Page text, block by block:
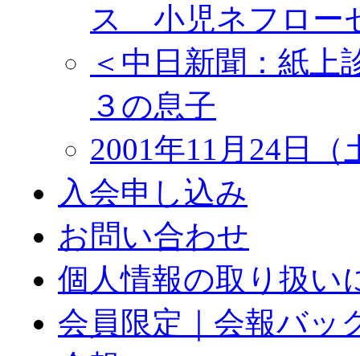
ス 小児ネフロー
＜中日新聞：紙上
３の息子
2001年11月24日
入会申し込み
お問い合わせ
個人情報の取り扱い
会員限定｜会報バッ